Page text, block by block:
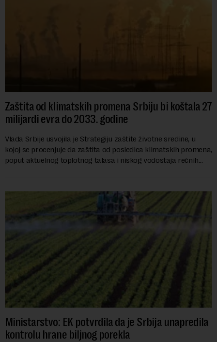
Zaštita od klimatskih promena Srbiju bi koštala 27
milijardi evra do 2033. godine
Vlada Srbije usvojila je Strategiju zaštite životne sredine, u
kojoj se procenjuje da zaštita od posledica klimatskih promena,
poput aktuelnog toplotnog talasa i niskog vodostaja rečnih
Ministarstvo: EK potvrdila da je Srbija unapredila
kontrolu hrane biljnog porekla